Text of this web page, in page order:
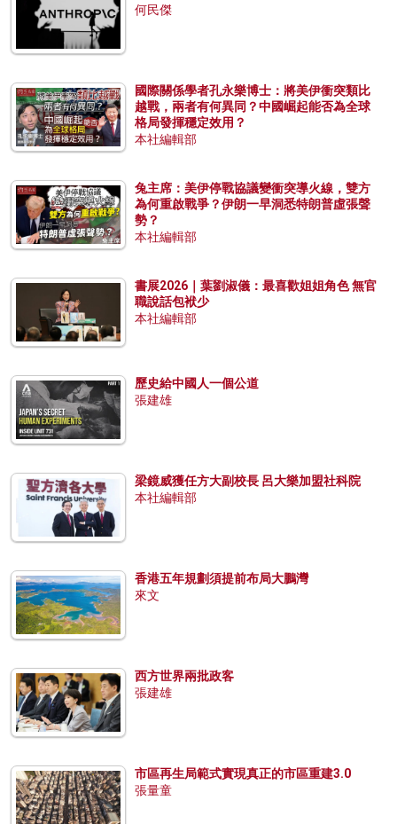
何民傑
國際關係學者孔永樂博士：將美伊衝突類比
越戰，兩者有何異同？中國崛起能否為全球
格局發揮穩定效用？
本社編輯部
兔主席：美伊停戰協議變衝突導火線，雙方
為何重啟戰爭？伊朗一早洞悉特朗普虛張聲
勢？
本社編輯部
書展2026｜葉劉淑儀：最喜歡姐姐角色 無官
職說話包袱少
本社編輯部
歷史給中國人一個公道
張建雄
梁鏡威獲任方大副校長 呂大樂加盟社科院
本社編輯部
香港五年規劃須提前布局大鵬灣
來文
西方世界兩批政客
張建雄
市區再生局範式實現真正的市區重建3.0
張量童